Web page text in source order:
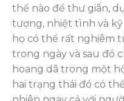
thế nào để thư giãn,
tượng, nhiệt tình và kỹ
họ có thể rất nghiêm
trong ngày và sau đó
hoang dã trong một
hai trạng thái đó có